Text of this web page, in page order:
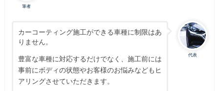
筆者
代表
カーコーティング施工ができる車種に制限はあ
りません。
豊富な車種に対応するだけでなく、施工前には
事前にボディの状態やお客様のお悩みなどもヒ
アリングさせていただきます。